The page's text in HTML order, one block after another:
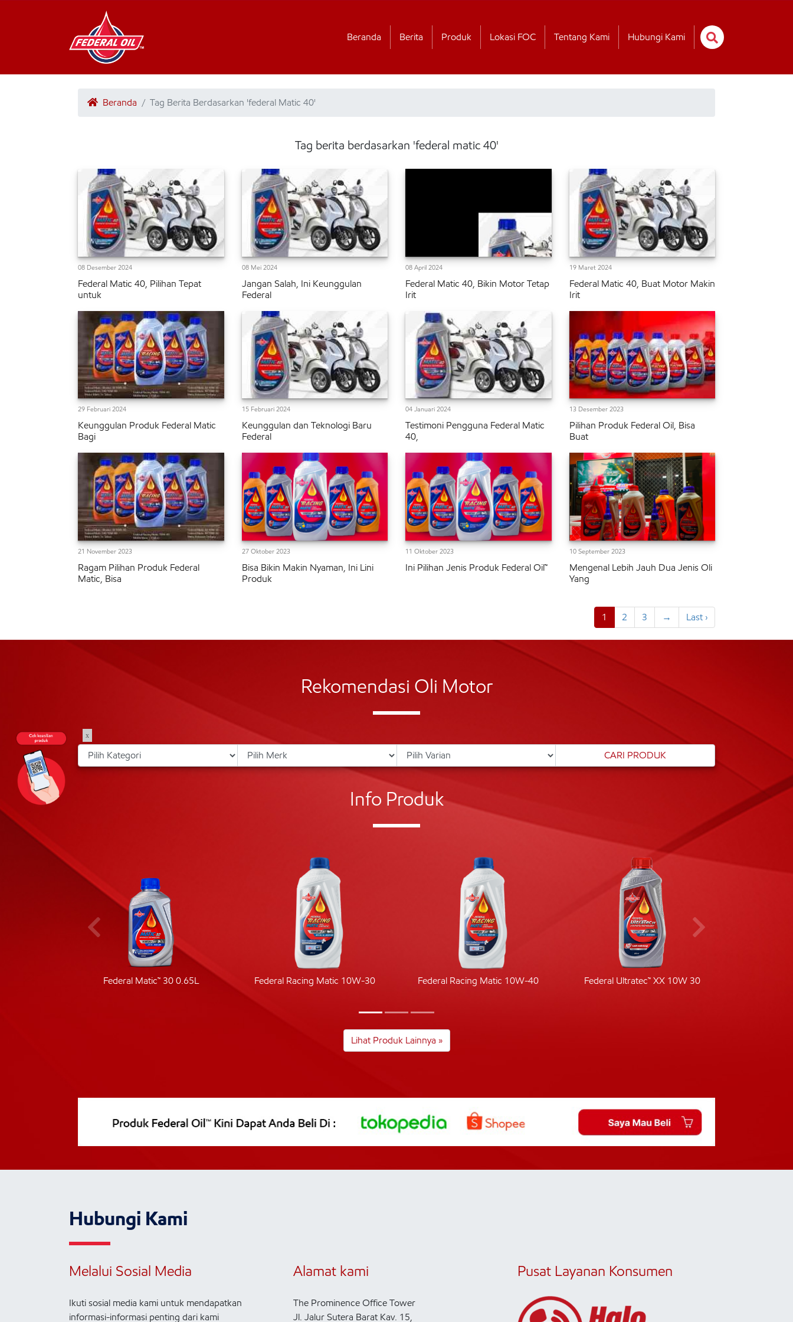
Beranda Berita Produk Lokasi FOC Tentang Kami Hubungi Kami
Beranda Tag Berita Berdasarkan 'federal Matic 40'
Tag berita berdasarkan 'federal matic 40'
08 Desember 2024
Federal Matic 40, Pilihan Tepat
untuk
08 Mei 2024
Jangan Salah, Ini Keunggulan
Federal
08 April 2024
Federal Matic 40, Bikin Motor Tetap
Irit
19 Maret 2024
Federal Matic 40, Buat Motor Makin
Irit
29 Februari 2024
Keunggulan Produk Federal Matic
Bagi
15 Februari 2024
Keunggulan dan Teknologi Baru
Federal
04 Januari 2024
Testimoni Pengguna Federal Matic
40,
13 Desember 2023
Pilihan Produk Federal Oil, Bisa
Buat
21 November 2023
Ragam Pilihan Produk Federal
Matic, Bisa
27 Oktober 2023
Bisa Bikin Makin Nyaman, Ini Lini
Produk
11 Oktober 2023
Ini Pilihan Jenis Produk Federal Oil™
10 September 2023
Mengenal Lebih Jauh Dua Jenis Oli
Yang
1 2 3 → Last ›
Rekomendasi Oli Motor
Info Produk
Federal Matic™ 30 0.65L Federal Racing Matic 10W-30 Federal Racing Matic 10W-40 Federal Ultratec™ XX 10W 30
Lihat Produk Lainnya »
Hubungi Kami
Melalui Sosial Media
Ikuti sosial media kami untuk mendapatkan
informasi-informasi penting dari kami
Alamat kami
The Prominence Office Tower
Jl. Jalur Sutera Barat Kav. 15,
Pusat Layanan Konsumen
x